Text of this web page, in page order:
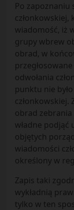
Po zapoznaniu
członkowskiej,
wiadomość, iż
grupy wbrew
obrad, w
odwołania
punktu nie
członkowskiej.
obrad zebrania
władne podjąć
objętych
wiadomości
określony w
Zapis taki
wykładnią
tylko w ten